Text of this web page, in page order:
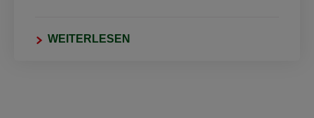
WEITERLESEN